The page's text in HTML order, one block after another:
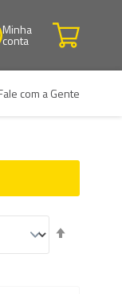
Minha
conta
com a Gente